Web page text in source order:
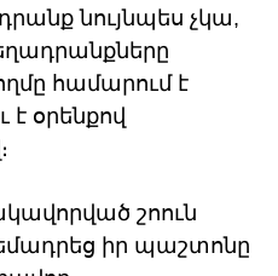
նույնպես չկա,
համարում է
է օրենքով
շոուն
իր պաշտոնը